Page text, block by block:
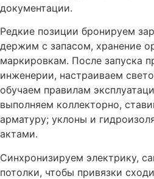
документации.
Редкие позиции бронируем
держим с запасом, хранение
маркировкам. После запуска
инженерии, настраиваем
обучаем правилам
выполняем коллекторно,
арматуру; уклоны и
актами.
Синхронизируем электрику,
потолки, чтобы привязки